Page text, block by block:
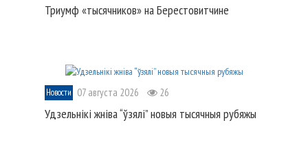
Триумф «тысячников» на Берестовитчине
Новости 07 августа 2026 26
Удзельнікі жніва “ўзялі” новыя тысячныя рубяжы